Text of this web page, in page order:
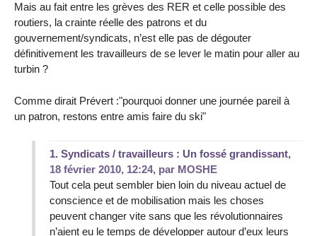
Mais au fait entre les grèves des RER et celle possible des
routiers, la crainte réelle des patrons et du
gouvernement/syndicats, n’est elle pas de dégouter
définitivement les travailleurs de se lever le matin pour aller au
turbin ?
Comme dirait Prévert :"pourquoi donner une journée pareil à
un patron, restons entre amis faire du ski"
1. Syndicats / travailleurs : Un fossé grandissant,
18 février 2010, 12:24, par MOSHE
Tout cela peut sembler bien loin du niveau actuel de
conscience et de mobilisation mais les choses
peuvent changer vite sans que les révolutionnaires
n’aient eu le temps de développer autour d’eux leurs